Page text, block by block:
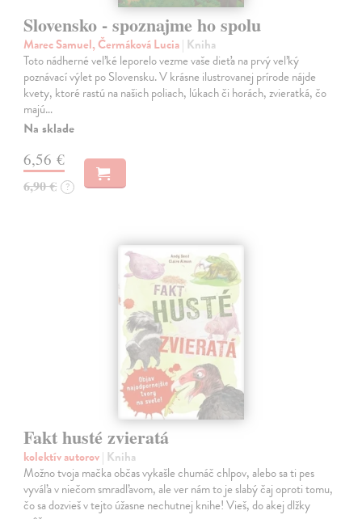
Slovensko - spoznajme ho spolu
Marec Samuel, Čermáková Lucia| Kniha
Toto nádherné veľké leporelo vezme vaše dieťa na prvý veľký
poznávací výlet po Slovensku. V krásne ilustrovanej prírode nájde
kvety, ktoré rastú na našich poliach, lúkach či horách, zvieratká, čo
majú…
Na sklade
6,56 €
6,90 € ?
Fakt husté zvieratá
kolektív autorov| Kniha
Možno tvoja mačka občas vykašle chumáč chlpov, alebo sa ti pes
vyváľa v niečom smradľavom, ale ver nám to je slabý čaj oproti tomu,
čo sa dozvieš v tejto úžasne nechutnej knihe! Vieš, do akej dlžky